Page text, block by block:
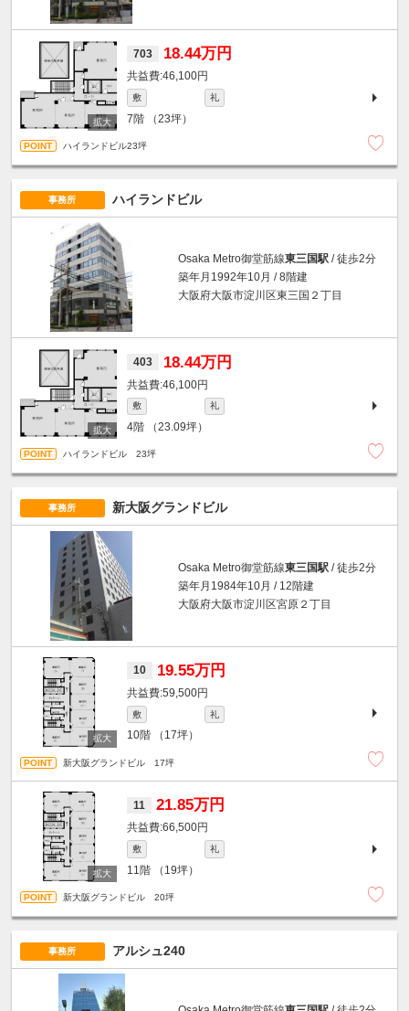
703 18.44万円
46,100円
敷 礼
7階 （23坪）
ハイランドビル23坪
事務所 ハイランドビル
Osaka Metro御堂筋線東三国駅 / 徒歩2分
築年月1992年10月 / 8階建
大阪府大阪市淀川区東三国２丁目
403 18.44万円
46,100円
敷 礼
4階 （23.09坪）
ハイランドビル 23坪
事務所 新大阪グランドビル
Osaka Metro御堂筋線東三国駅 / 徒歩2分
築年月1984年10月 / 12階建
大阪府大阪市淀川区宮原２丁目
10 19.55万円
59,500円
敷 礼
10階 （17坪）
新大阪グランドビル 17坪
11 21.85万円
66,500円
敷 礼
11階 （19坪）
新大阪グランドビル 20坪
事務所 アルシュ240